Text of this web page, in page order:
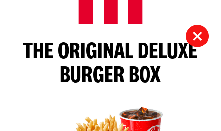
THE ORIGINAL DELUXE
BURGER BOX